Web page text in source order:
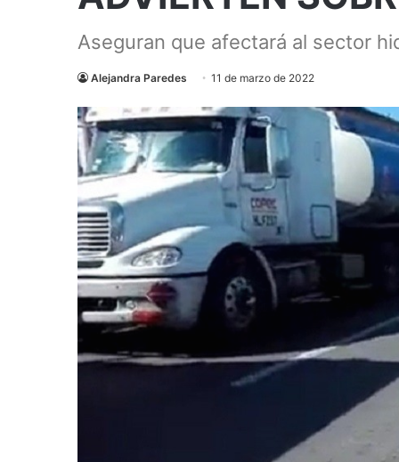
Aseguran que afectará al sector
Alejandra Paredes 11 de marzo de 2022